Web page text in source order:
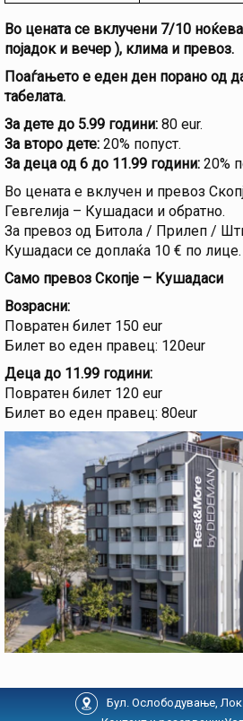
Во цената се вклучени 7/10
појадок и вечер ), клима и превоз.
Поаѓањето е еден ден порано од
табелата.
За дете до 5.99 години: 80 eur.
За второ дете: 20% попуст.
За деца од 6 до 11.99 години: 20%
Во цената е вклучен и превоз
Гевгелија – Кушадаси и обратно.
За превоз од Битола / Прилеп /
Кушадаси се доплаќа 10 € по лице.
Само превоз Скопје – Кушадаси
Возрасни:
Повратен билет 150 eur
Билет во еден правец: 120eur
Деца до 11.99 години:
Повратен билет 120 eur
Билет во еден правец: 80eur
Бул. Ослободување,